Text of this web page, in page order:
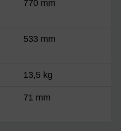
770 mm
533 mm
13,5 kg
71 mm